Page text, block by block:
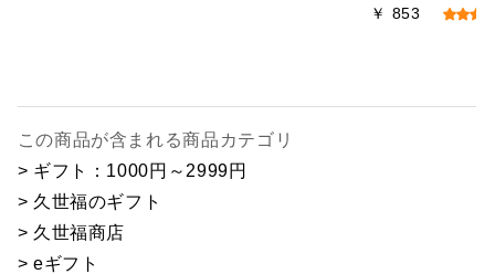
￥ 853
この商品が含まれる商品カテゴリ
> ギフト：1000円～2999円
> 久世福のギフト
> 久世福商店
> eギフト